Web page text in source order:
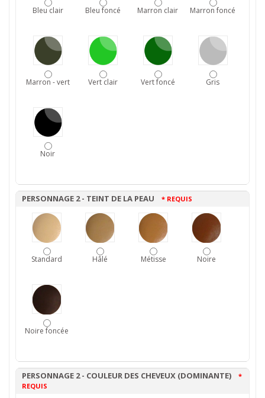
Bleu clair Bleu foncé Marron clair Marron foncé
Marron - vert Vert clair Vert foncé Gris
Noir
PERSONNAGE 2 - TEINT DE LA PEAU * REQUIS
Standard Hâlé Métisse Noire
Noire foncée
PERSONNAGE 2 - COULEUR DES CHEVEUX (DOMINANTE) *
REQUIS